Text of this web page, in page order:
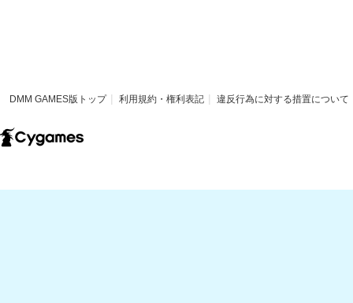
DMM GAMES版トップ 利用規約・権利表記 違反行為に対する措置について